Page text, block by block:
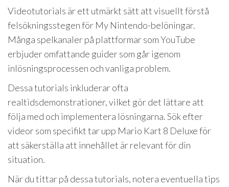
Videotutorials är ett utmärkt sätt att visuellt förstå
felsökningsstegen för My Nintendo-belöningar.
Många spelkanaler på plattformar som YouTube
erbjuder omfattande guider som går igenom
inlösningsprocessen och vanliga problem.
Dessa tutorials inkluderar ofta
realtidsdemonstrationer, vilket gör det lättare att
följa med och implementera lösningarna. Sök efter
videor som specifikt tar upp Mario Kart 8 Deluxe för
att säkerställa att innehållet är relevant för din
situation.
När du tittar på dessa tutorials, notera eventuella tips